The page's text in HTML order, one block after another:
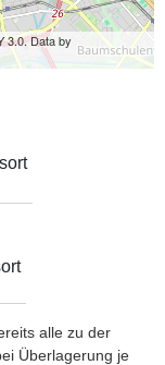
3.0. Data by
alle zu der
Überlagerung je